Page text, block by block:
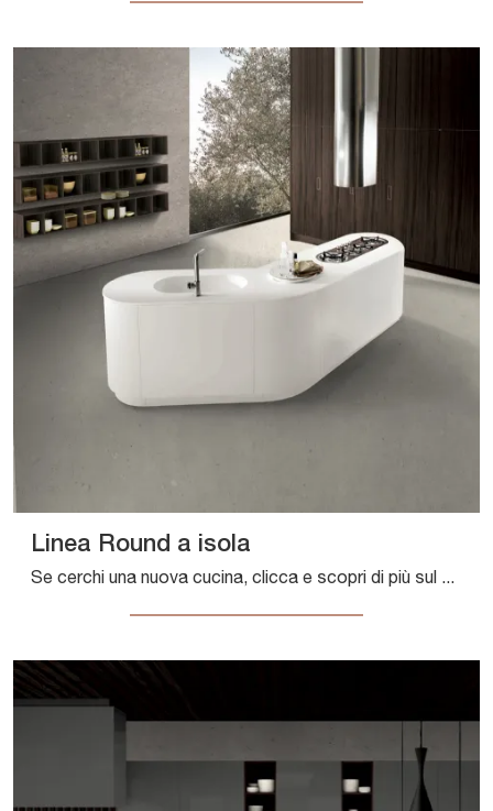
Linea Round a isola
Se cerchi una nuova cucina, clicca e scopri di più sul modello Linea Round a isola Composit.